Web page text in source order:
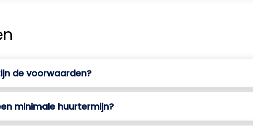
de voorwaarden?
minimale huurtermijn?